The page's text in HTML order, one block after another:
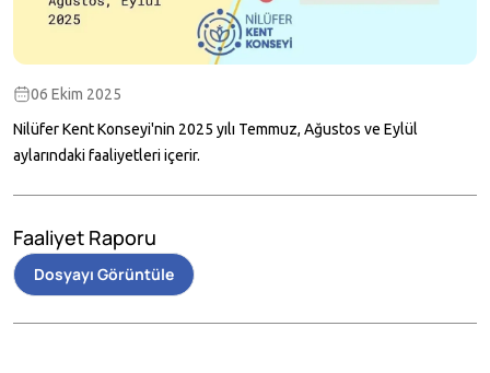
06 Ekim 2025
Nilüfer Kent Konseyi'nin 2025 yılı Temmuz, Ağustos ve Eylül
aylarındaki faaliyetleri içerir.
Faaliyet Raporu
Dosyayı Görüntüle